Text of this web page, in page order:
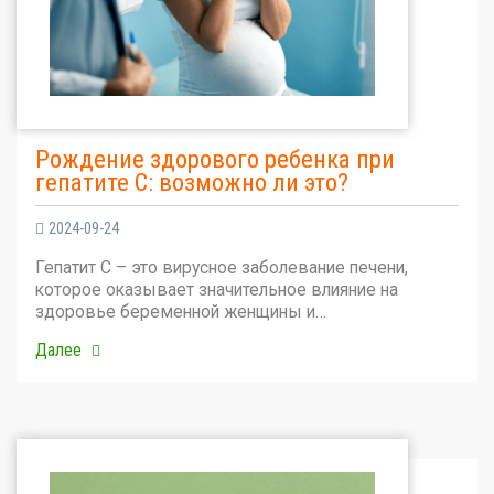
Рождение здорового ребенка при
гепатите С: возможно ли это?
2024-09-24
Гепатит С – это вирусное заболевание печени,
которое оказывает значительное влияние на
здоровье беременной женщины и…
Далее